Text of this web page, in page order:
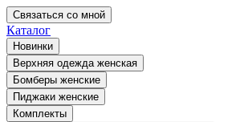
Связаться со мной
Каталог
Новинки
Верхняя одежда женская
Бомберы женские
Пиджаки женские
Комплекты